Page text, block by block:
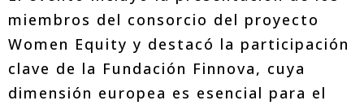
miembros del consorcio del proyecto
Women Equity y destacó la participación
clave de la Fundación Finnova, cuya
dimensión europea es esencial para el